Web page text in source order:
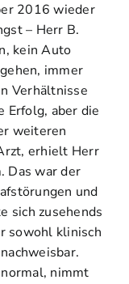
2016 wieder
– Herr B.
kein Auto
immer
Verhältnisse
Erfolg, aber die
weiteren
erhielt Herr
Das war der
und
sich zusehends
sowohl klinisch
nimmt